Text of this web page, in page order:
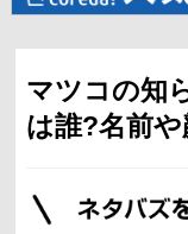
マツコの知
は誰?名前や